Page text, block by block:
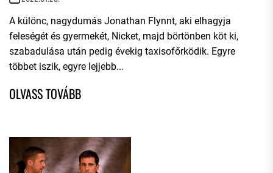
A különc, nagydumás Jonathan Flynnt, aki elhagyja
feleségét és gyermekét, Nicket, majd börtönben köt ki,
szabadulása után pedig évekig taxisofőrködik. Egyre
többet iszik, egyre lejjebb...